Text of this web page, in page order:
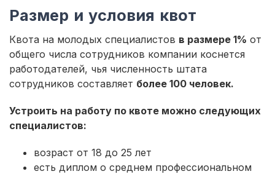
Размер и условия квот
Квота на молодых специалистов в размере 1% от
общего числа сотрудников компании коснется
работодателей, чья численность штата
сотрудников составляет более 100 человек.
Устроить на работу по квоте можно следующих
специалистов:
возраст от 18 до 25 лет
есть диплом о среднем профессиональном